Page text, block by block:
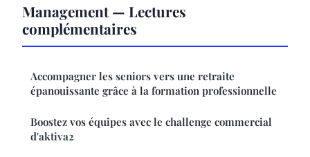
Management — Lectures
complémentaires
Accompagner les seniors vers une retraite
épanouissante grâce à la formation professionnelle
Boostez vos équipes avec le challenge commercial
d'aktiva2